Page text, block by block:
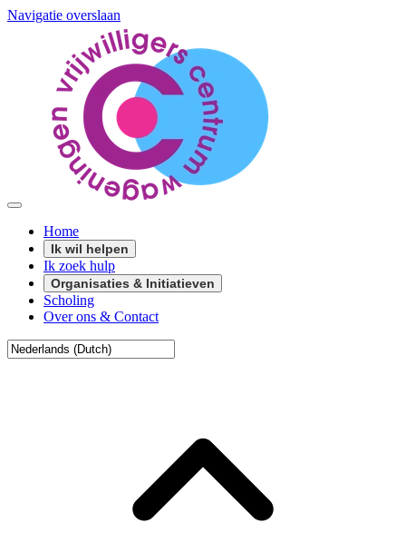
Navigatie overslaan
Home
Ik wil helpen
Ik zoek hulp
Organisaties & Initiatieven
Scholing
Over ons & Contact